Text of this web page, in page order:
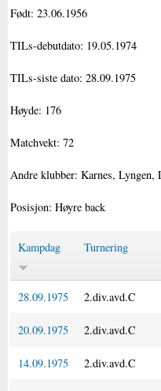
Født: 23.06.1956
TILs-debutdato: 19.05.1974
TILs-siste dato: 28.09.1975
Høyde: 176
Matchvekt: 72
Andre klubber: Karnes, Lyngen,
Posisjon: Høyre back
Kampdag Turnering
28.09.1975 2.div.avd.C
20.09.1975 2.div.avd.C
14.09.1975 2.div.avd.C